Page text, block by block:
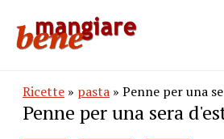
Ricette » pasta » Penne per una
Penne per una sera